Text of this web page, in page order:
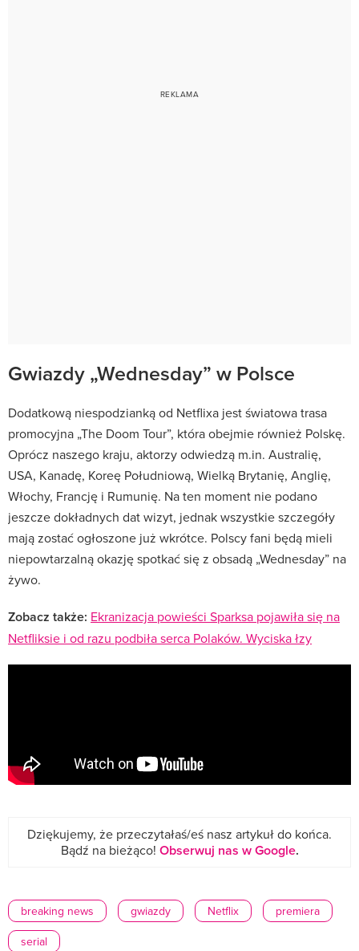
Gwiazdy „Wednesday” w Polsce
Dodatkową niespodzianką od Netflixa jest światowa trasa
promocyjna „The Doom Tour”, która obejmie również Polskę.
Oprócz naszego kraju, aktorzy odwiedzą m.in. Australię,
USA, Kanadę, Koreę Południową, Wielką Brytanię, Anglię,
Włochy, Francję i Rumunię. Na ten moment nie podano
jeszcze dokładnych dat wizyt, jednak wszystkie szczegóły
mają zostać ogłoszone już wkrótce. Polscy fani będą mieli
niepowtarzalną okazję spotkać się z obsadą „Wednesday” na
żywo.
Zobacz także: Ekranizacja powieści Sparksa pojawiła się na
Netfliksie i od razu podbiła serca Polaków. Wyciska łzy
Dziękujemy, że przeczytałaś/eś nasz artykuł do końca.
Bądź na bieżąco! Obserwuj nas w Google.
breaking news gwiazdy Netflix
premiera
serial